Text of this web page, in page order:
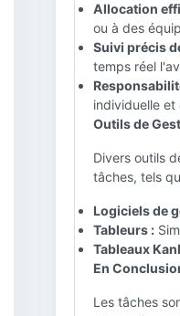
Allocation
ou à des
Suivi précis
temps réel
individuelle et
Outils de
Divers outils
tâches, tels
Logiciels de
Tableurs :
Tableaux
En
Les tâches